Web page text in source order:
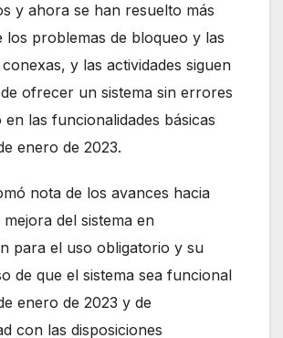
y ahora se han resuelto más
los problemas de bloqueo y las
y las actividades siguen
ofrecer un sistema sin errores
en las funcionalidades básicas
enero de 2023.
nota de los avances hacia
del sistema en
para el uso obligatorio y su
de que el sistema sea funcional
enero de 2023 y de
con las disposiciones